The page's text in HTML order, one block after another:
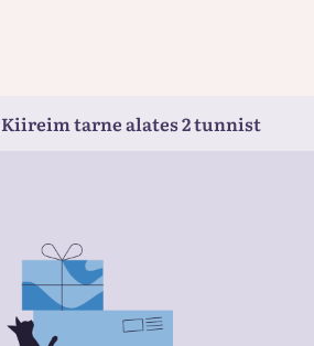
Kiireim tarne alates 2 tunnist